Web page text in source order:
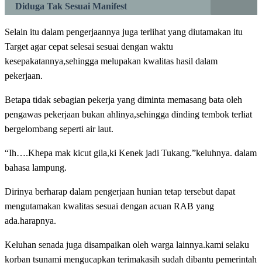
Diduga Tak Sesuai Manifest
Selain itu dalam pengerjaannya juga terlihat yang diutamakan itu
Target agar cepat selesai sesuai dengan waktu
kesepakatannya,sehingga melupakan kwalitas hasil dalam
pekerjaan.
Betapa tidak sebagian pekerja yang diminta memasang bata oleh
pengawas pekerjaan bukan ahlinya,sehingga dinding tembok terliat
bergelombang seperti air laut.
“Ih….Khepa mak kicut gila,ki Kenek jadi Tukang.”keluhnya. dalam
bahasa lampung.
Dirinya berharap dalam pengerjaan hunian tetap tersebut dapat
mengutamakan kwalitas sesuai dengan acuan RAB yang
ada.harapnya.
Keluhan senada juga disampaikan oleh warga lainnya.kami selaku
korban tsunami mengucapkan terimakasih sudah dibantu pemerintah